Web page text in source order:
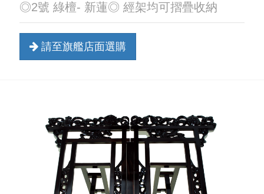
◎2號 綠檀- 新蓮◎ 經架均可摺疊收納
請至旗艦店面選購